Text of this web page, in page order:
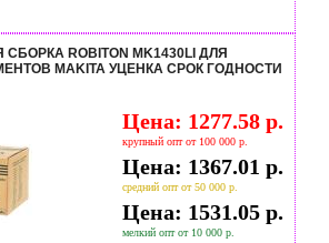
ROBITON MK1430LI ДЛЯ
MAKITA УЦЕНКА СРОК ГОДНОСТИ
Цена: 1277.58 р.
крупный опт от 100 000 р.
Цена: 1367.01 р.
средний опт от 50 000 р.
Цена: 1531.05 р.
мелкий опт от 10 000 р.